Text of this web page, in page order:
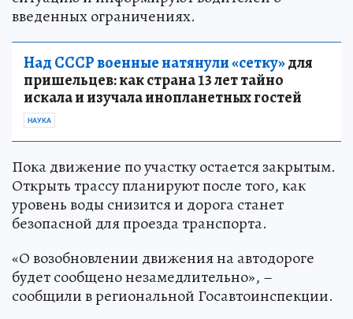
введенных ограничениях.
Над СССР военные натянули «сетку»для
пришельцев: как страна 13 лет тайно
искала и изучала инопланетных гостей
НАУКА
Пока движение по участку остается закрытым.
Открыть трассу планируют после того, как
уровень воды снизится и дорога станет
безопасной для проезда транспорта.
«О возобновлении движения на автодороге
будет сообщено незамедлительно», –
сообщили в региональной Госавтоинспекции.